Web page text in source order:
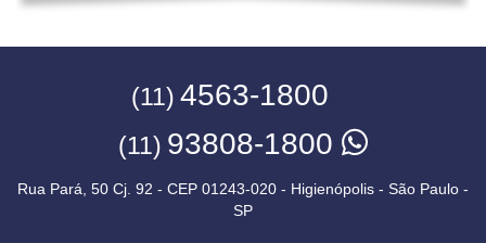
(11) 4563-1800
(11) 93808-1800
Rua Pará, 50 Cj. 92 - CEP 01243-020 - Higienópolis - São Paulo -
SP